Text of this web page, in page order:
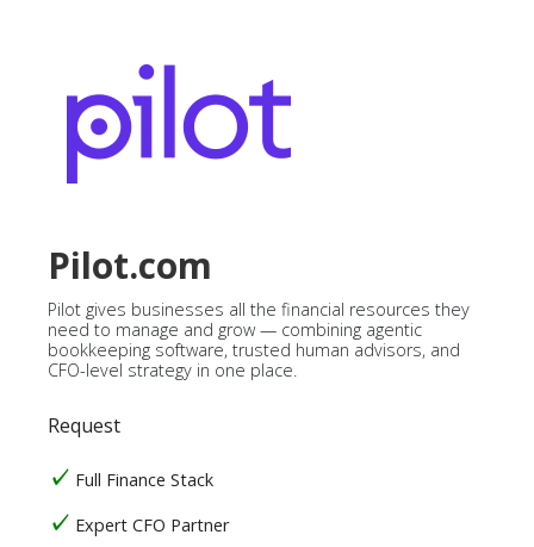
Pilot.com
Pilot gives businesses all the financial resources they
need to manage and grow — combining agentic
bookkeeping software, trusted human advisors, and
CFO-level strategy in one place.
Request
Full Finance Stack
Expert CFO Partner